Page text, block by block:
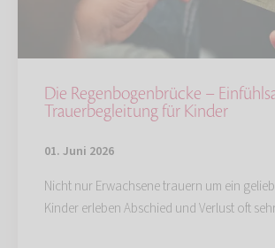
Die Regenbogenbrücke –
Trauerbegleitung für Kinder
01. Juni 2026
Nicht nur Erwachsene trauern um ein
Kinder erleben Abschied und Verlust oft